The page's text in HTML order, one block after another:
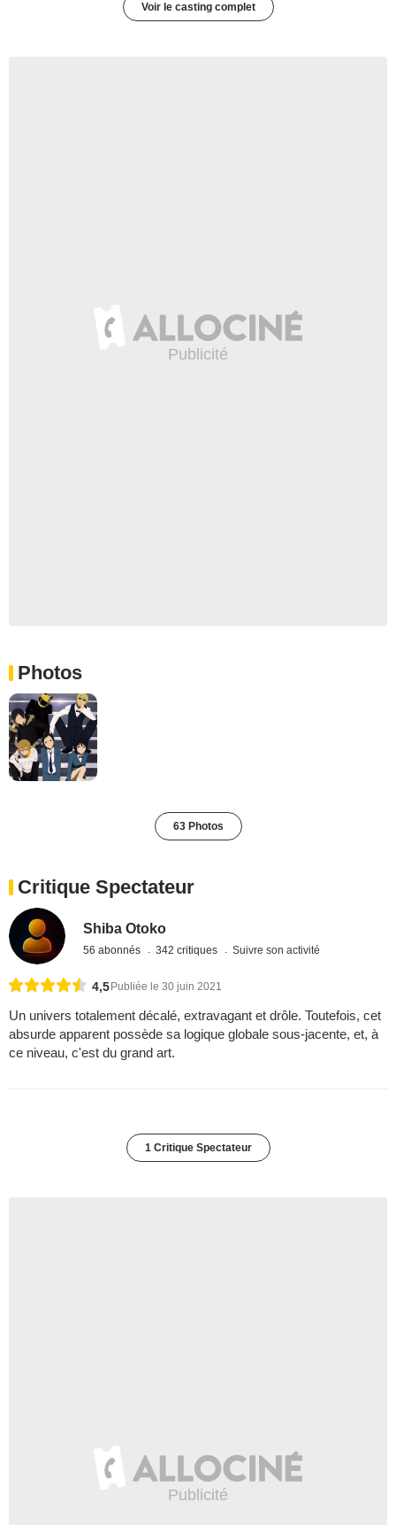
Voir le casting complet
Photos
63 Photos
Critique Spectateur
Shiba Otoko
56 abonnés 342 critiques Suivre son activité
4,5 Publiée le 30 juin 2021
Un univers totalement décalé, extravagant et drôle. Toutefois, cet
absurde apparent possède sa logique globale sous-jacente, et, à
ce niveau, c'est du grand art.
1 Critique Spectateur